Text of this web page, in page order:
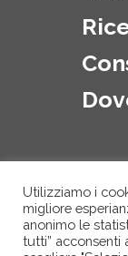
Utilizziamo i
migliore
anonimo le
tutti” acconsenti